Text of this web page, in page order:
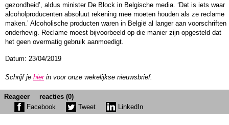
gezondheid’, aldus minister De Block in Belgische media. ‘Dat is iets waar
alcoholproducenten absoluut rekening mee moeten houden als ze reclame
maken.’ Alcoholische producten waren in België al langer aan voorschriften
onderhevig. Reclame moest bijvoorbeeld op die manier zijn opgesteld dat
het geen overmatig gebruik aanmoedigt.
Datum: 23/04/2019
Schrijf je hierin voor onze wekelijkse nieuwsbrief.
Reageer
reacties (0)
Facebook
Tweet LinkedIn